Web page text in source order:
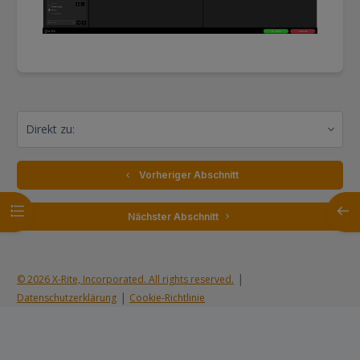
Kursindex öffnen
  Vorheriger Abschnitt
Nächster Abschnitt
© 2026 X-Rite, Incorporated. All rights reserved. |
Datenschutzerklärung| Cookie-Richtlinie